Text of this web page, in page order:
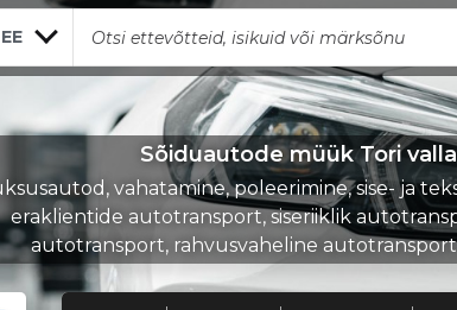
EE
Sõiduautode müük Tori
vahatamine, poleerimine, sise- ja
eraklientide autotransport, siseriiklik
autotransport, rahvusvaheline